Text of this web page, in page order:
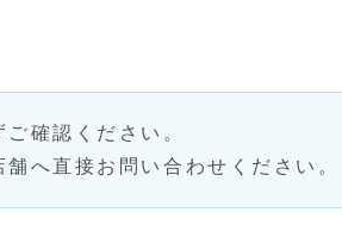
確認ください。
へ直接お問い合わせください。